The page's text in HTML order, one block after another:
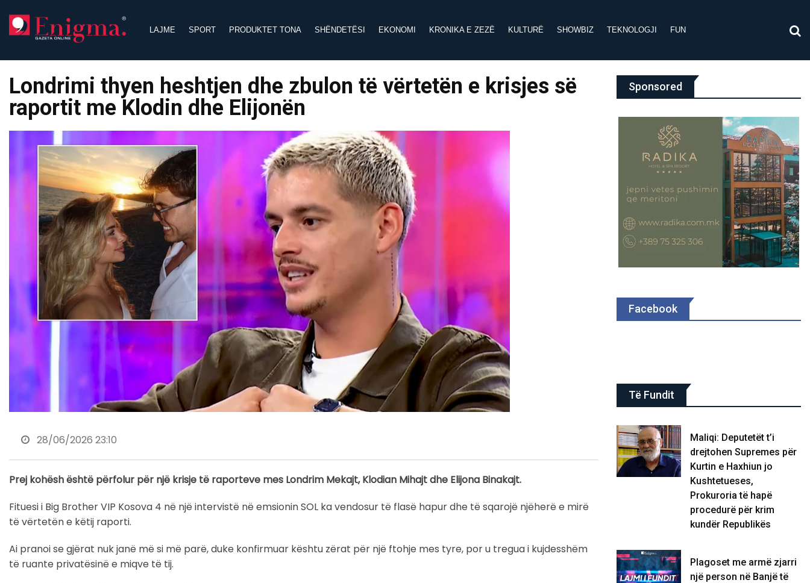
content
LAJME SPORT PRODUKTET TONA SHËNDETËSI EKONOMI KRONIKA E ZEZË KULTURË SHOWBIZ TEKNOLOGJI FUN
Londrimi thyen heshtjen dhe zbulon të vërtetën e krisjes së
raportit me Klodin dhe Elijonën
28/06/2026 23:10
Prej kohësh është përfolur për një krisje të raporteve mes Londrim Mekajt, Klodian Mihajt dhe Elijona Binakajt.
Fituesi i Big Brother VIP Kosova 4 në një intervistë në emsionin SOL ka vendosur të flasë hapur dhe të sqarojë njëherë e mirë
të vërtetën e këtij raporti.
Ai pranoi se gjërat nuk janë më si më parë, duke konfirmuar kështu zërat për një ftohje mes tyre, por u tregua i kujdesshëm
të ruante privatësinë e miqve të tij.
Sponsored
Facebook
Të Fundit
Maliqi: Deputetët t’i
drejtohen Supremes për
Kurtin e Haxhiun jo
Kushtetueses,
Prokuroria të hapë
procedurë për krim
kundër Republikës
Plagoset me armë zjarri
një person në Banjë të